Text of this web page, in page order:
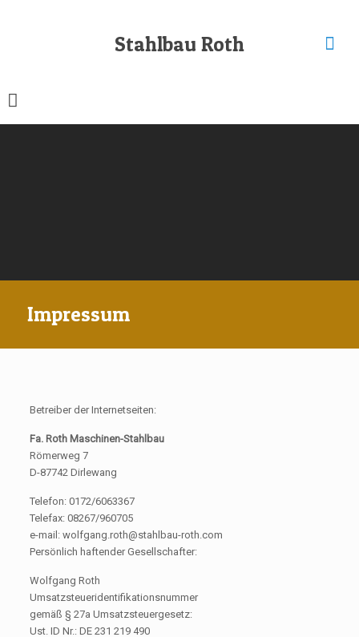
Stahlbau Roth
Impressum
Betreiber der Internetseiten:
Fa. Roth Maschinen-Stahlbau
Römerweg 7
D-87742 Dirlewang
Telefon: 0172/6063367
Telefax: 08267/960705
e-mail: wolfgang.roth@stahlbau-roth.com
Persönlich haftender Gesellschafter:
Wolfgang Roth
Umsatzsteueridentifikationsnummer
gemäß § 27a Umsatzsteuergesetz:
Ust. ID Nr.: DE 231 219 490